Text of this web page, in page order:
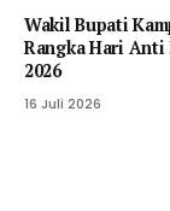
Wakil Bupati
Rangka Hari
2026
16 Juli 2026